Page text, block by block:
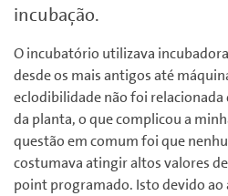
incubação.
O incubatório utilizava
desde os mais antigos até
eclodibilidade não foi relacionada
da planta, o que complicou a
questão em comum foi que
costumava atingir altos valores
point programado. Isto devido ao